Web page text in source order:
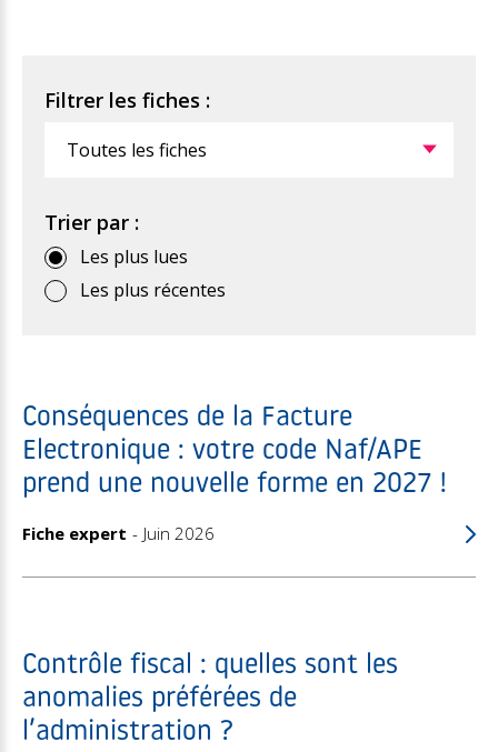
Filtrer les fiches :
Filtrer
Trier par :
Les plus lues
Les plus récentes
Conséquences de la Facture
Electronique : votre code Naf/APE
prend une nouvelle forme en 2027 !
Fiche expert Juin 2026
Contrôle fiscal : quelles sont les
anomalies préférées de
l’administration ?